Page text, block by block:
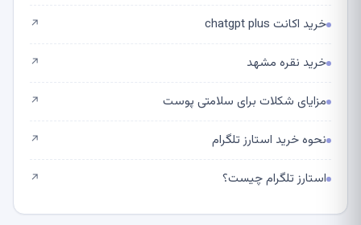
خرید اکانت chatgpt plus ↗
خرید نقره مشهد ↗
مزایای شکلات برای سلامتی پوست ↗
نحوه خرید استارز تلگرام ↗
استارز تلگرام چیست؟ ↗